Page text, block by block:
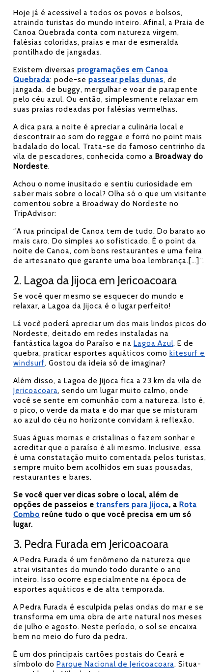
Hoje já é acessível a todos os povos e bolsos,
atraindo turistas do mundo inteiro. Afinal, a Praia de
Canoa Quebrada conta com natureza virgem,
falésias coloridas, praias e mar de esmeralda
pontilhado de jangadas.
Existem diversas programações em Canoa
Quebrada: pode-se passear pelas dunas, de
jangada, de buggy, mergulhar e voar de parapente
pelo céu azul. Ou então, simplesmente relaxar em
suas praias rodeadas por falésias vermelhas.
A dica para a noite é apreciar a culinária local e
descontrair ao som do reggae e forró no point mais
badalado do local. Trata-se do famoso centrinho da
vila de pescadores, conhecida como a Broadway do
Nordeste.
Achou o nome inusitado e sentiu curiosidade em
saber mais sobre o local? Olha só o que um visitante
comentou sobre a Broadway do Nordeste no
TripAdvisor:
‘’A rua principal de Canoa tem de tudo. Do barato ao
mais caro. Do simples ao sofisticado. É o point da
noite de Canoa, com bons restaurantes e uma feira
de artesanato que garante uma boa lembrança.[…]’’.
2. Lagoa da Jijoca em Jericoacoara
Se você quer mesmo se esquecer do mundo e
relaxar, a Lagoa da Jijoca é o lugar perfeito!
Lá você poderá apreciar um dos mais lindos picos do
Nordeste, deitado em redes instaladas na
fantástica lagoa do Paraíso e na Lagoa Azul. E de
quebra, praticar esportes aquáticos como kitesurf e
windsurf. Gostou da ideia só de imaginar?
Além disso, a Lagoa de Jijoca fica a 23 km da vila de
Jericoacoara, sendo um lugar muito calmo, onde
você se sente em comunhão com a natureza. Isto é,
o pico, o verde da mata e do mar que se misturam
ao azul do céu no horizonte convidam à reflexão.
Suas águas mornas e cristalinas o fazem sonhar e
acreditar que o paraíso é ali mesmo. Inclusive, essa
é uma constatação muito comentada pelos turistas,
sempre muito bem acolhidos em suas pousadas,
restaurantes e bares.
Se você quer ver dicas sobre o local, além de
opções de passeios e transfers para Jijoca, a Rota
Combo reúne tudo o que você precisa em um só
lugar.
3. Pedra Furada em Jericoacoara
A Pedra Furada é um fenômeno da natureza que
atrai visitantes do mundo todo durante o ano
inteiro. Isso ocorre especialmente na época de
esportes aquáticos e de alta temporada.
A Pedra Furada é esculpida pelas ondas do mar e se
transforma em uma obra de arte natural nos meses
de julho e agosto. Neste período, o sol se encaixa
bem no meio do furo da pedra.
É um dos principais cartões postais do Ceará e
símbolo do Parque Nacional de Jericoacoara. Situa-